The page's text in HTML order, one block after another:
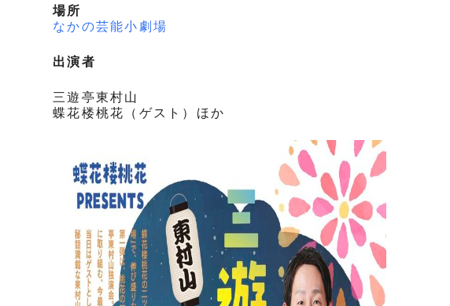
場所
なかの芸能小劇場
出演者
三遊亭東村山
蝶花楼桃花（ゲスト）ほか